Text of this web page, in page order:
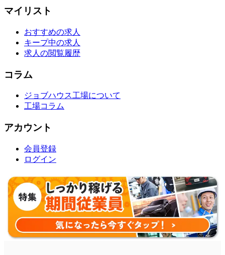
マイリスト
おすすめの求人
キープ中の求人
求人の閲覧履歴
コラム
ジョブハウス工場について
工場コラム
アカウント
会員登録
ログイン